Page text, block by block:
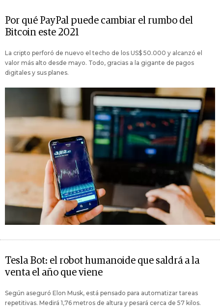
Por qué PayPal puede cambiar el rumbo del
Bitcoin este 2021
La cripto perforó de nuevo el techo de los US$ 50.000 y alcanzó el
valor más alto desde mayo. Todo, gracias a la gigante de pagos
digitales y sus planes.
Tesla Bot: el robot humanoide que saldrá a la
venta el año que viene
Según aseguró Elon Musk, está pensado para automatizar tareas
repetitivas. Medirá 1,76 metros de altura y pesará cerca de 57 kilos.